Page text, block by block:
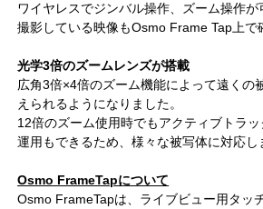
ワイヤレスでジンバル操作、ズーム操作が
撮影している映像もOsmo Frame Tap上で
光学3倍のズームレンズが搭載
広角3倍×4倍のズーム機能によって遠くの
えられるようになりました。
12倍のズーム使用時でもアクティブトラ
運用もできるため、様々な被写体に対応し
Osmo FrameTapについて
Osmo FrameTapは、ライブビュー用タッ